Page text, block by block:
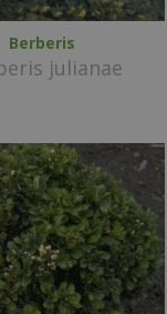
Berberis
julianae